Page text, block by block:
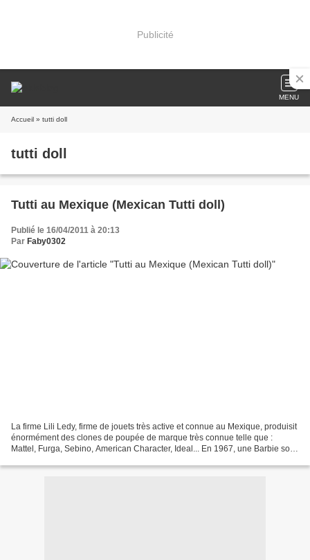
Publicité
MENU
Accueil » tutti doll
tutti doll
Tutti au Mexique (Mexican Tutti doll)
Publié le 16/04/2011 à 20:13
Par Faby0302
La firme Lili Ledy, firme de jouets très active et connue au Mexique, produisit
énormément des clones de poupée de marque très connue telle que :
Mattel, Furga, Sebino, American Character, Ideal... En 1967, une Barbie sort